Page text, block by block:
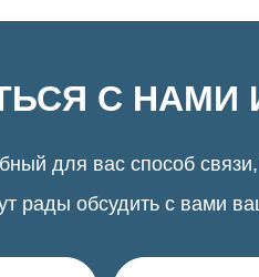
С НАМИ
для вас способ
рады обсудить с вами